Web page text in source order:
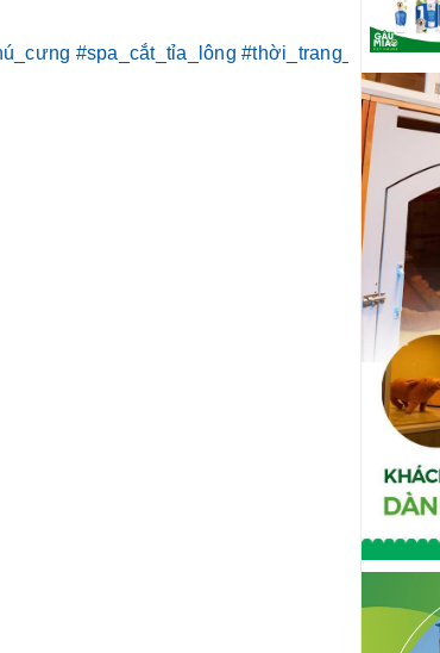
#spa_cắt_tỉa_lông #thời_trang_thú_cưng